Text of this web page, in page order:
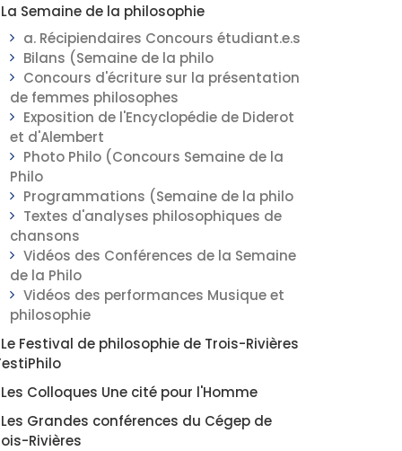
La Semaine de la philosophie
a. Récipiendaires Concours étudiant.e.s
Bilans (Semaine de la philo
Concours d'écriture sur la présentation
de femmes philosophes
Exposition de l'Encyclopédie de Diderot
et d'Alembert
Photo Philo (Concours Semaine de la
Philo
Programmations (Semaine de la philo
Textes d'analyses philosophiques de
chansons
Vidéos des Conférences de la Semaine
de la Philo
Vidéos des performances Musique et
philosophie
Le Festival de philosophie de Trois-Rivières
Les Colloques Une cité pour l'Homme
Les Grandes conférences du Cégep de
Rivières